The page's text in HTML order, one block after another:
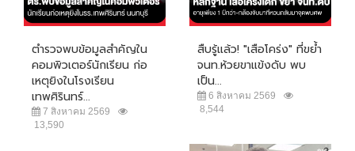
ตำรวจพบข้อมูลสำคัญใน
คอมพิวเตอร์นักเรียน ก่อ
เหตุยิงในโรงเรียน
เทพศิรินทร์...
7 สิงหาคม 2569
13,590
สืบรู้แล้ว! "เสือโคร่ง" ที่ขย้ำ
จนท.ห้วยขาแข้งดับ พบ
เป็น...
6 สิงหาคม 2569
8,544